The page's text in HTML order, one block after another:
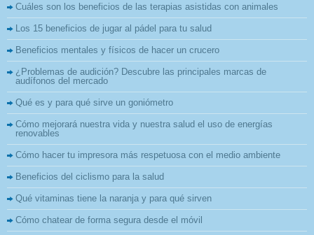
Cuáles son los beneficios de las terapias asistidas con animales
Los 15 beneficios de jugar al pádel para tu salud
Beneficios mentales y físicos de hacer un crucero
¿Problemas de audición? Descubre las principales marcas de
audífonos del mercado
Qué es y para qué sirve un goniómetro
Cómo mejorará nuestra vida y nuestra salud el uso de energías
renovables
Cómo hacer tu impresora más respetuosa con el medio ambiente
Beneficios del ciclismo para la salud
Qué vitaminas tiene la naranja y para qué sirven
Cómo chatear de forma segura desde el móvil